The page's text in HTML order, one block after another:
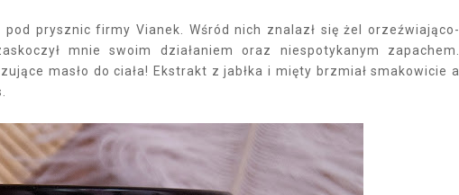
prysznic firmy Vianek. Wśród nich znalazł się żel orzeźwiająco-
mnie swoim działaniem oraz niespotykanym zapachem.
masło do ciała! Ekstrakt z jabłka i mięty brzmiał smakowicie a